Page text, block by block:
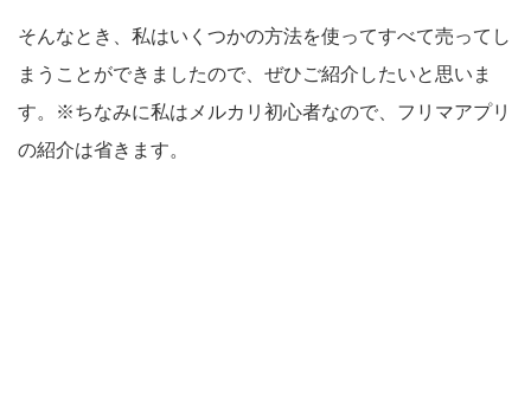
そんなとき、私はいくつかの方法を使ってすべて売ってし
まうことができましたので、ぜひご紹介したいと思いま
す。※ちなみに私はメルカリ初心者なので、フリマアプリ
の紹介は省きます。